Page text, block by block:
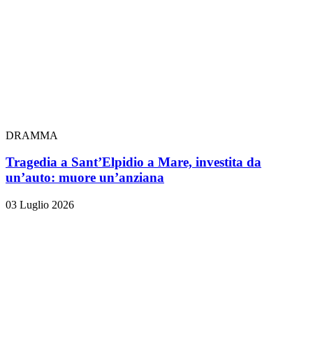
DRAMMA
Tragedia a Sant’Elpidio a Mare, investita da
un’auto: muore un’anziana
03 Luglio 2026